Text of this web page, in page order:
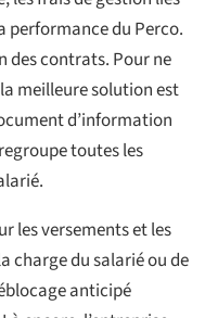
performance du Perco.
des contrats. Pour ne
meilleure solution est
d’information
toutes les
les versements et les
charge du salarié ou de
anticipé